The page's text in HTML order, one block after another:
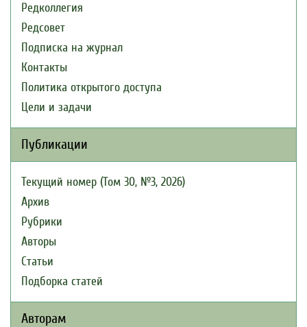
Редколлегия
Редсовет
Подписка на журнал
Контакты
Политика открытого доступа
Цели и задачи
Публикации
Текущий номер (Том 30, №3, 2026)
Архив
Рубрики
Авторы
Статьи
Подборка статей
Авторам